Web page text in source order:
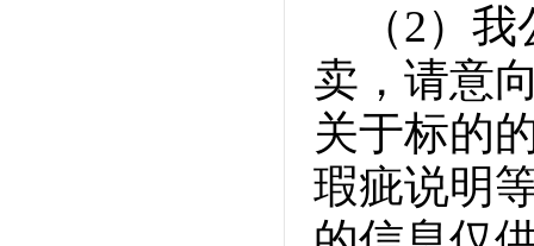
（2）
卖，请意
关于标的
瑕疵说明